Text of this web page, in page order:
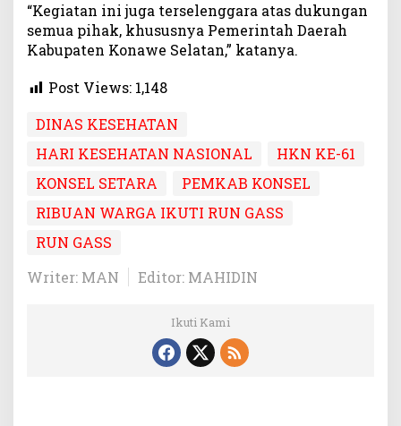
“Kegiatan ini juga terselenggara atas dukungan
semua pihak, khususnya Pemerintah Daerah
Kabupaten Konawe Selatan,” katanya.
Post Views: 1,148
DINAS KESEHATAN
HARI KESEHATAN NASIONAL
HKN KE-61
KONSEL SETARA
PEMKAB KONSEL
RIBUAN WARGA IKUTI RUN GASS
RUN GASS
Writer: MAN
Editor: MAHIDIN
Ikuti Kami